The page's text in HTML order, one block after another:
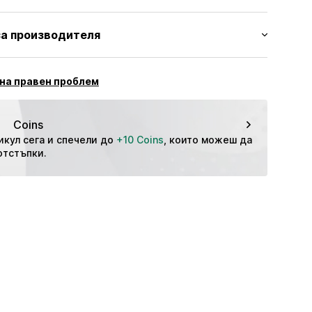
форма
чистене
белина
производителя
hc/en-gb
правен проблем
Coins
сега и спечели до +10 Coins , които можеш да